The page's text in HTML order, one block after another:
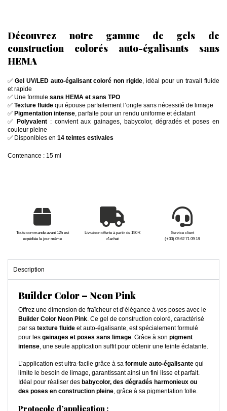
Découvrez notre gamme de gels de
construction colorés auto-égalisants sans
HEMA
✅ Gel UV/LED auto-égalisant coloré non rigide, idéal pour un travail fluide
et rapide
✅ Une formule sans HEMA et sans TPO
✅ Texture fluide qui épouse parfaitement l’ongle sans nécessité de limage
✅ Pigmentation intense, parfaite pour un rendu uniforme et éclatant
✅
Polyvalent : convient aux gainages, babycolor, dégradés et poses en
couleur pleine
✅ Disponibles en 14 teintes estivales
Contenance : 15 ml
Toute commande avant 12h est
expédiée le jour même
Livraison offerte à partir de 150 €
d'achat
Service client
(+33) 05 62 71 09 18
Description
Builder Color – Neon Pink
Offrez une dimension de fraîcheur et d’élégance à vos poses avec le
Builder Color Neon Pink. Ce gel de construction coloré, caractérisé
par sa texture fluide et auto-égalisante, est spécialement formulé
pour les gainages et poses sans limage. Grâce à son pigment
intense, une seule application suffit pour obtenir une teinte éclatante.
L’application est ultra-facile grâce à sa formule auto-égalisante qui
limite le besoin de limage, garantissant ainsi un fini lisse et parfait.
Idéal pour réaliser des babycolor, des dégradés harmonieux ou
des poses en construction pleine, grâce à sa pigmentation folle.
Protocole d’application :